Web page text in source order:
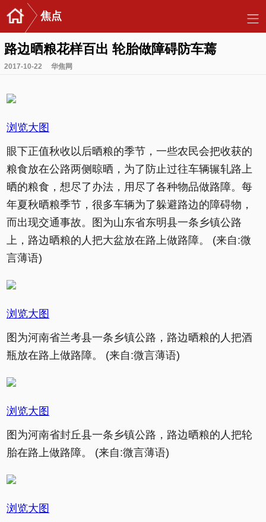
焦点
路边晒粮花样百出 轮胎做障碍防车蔫
2017-10-22 华焦网
浏览大图
眼下正值秋收以后晒粮的季节，一些农民会把收获的
粮食放在公路两侧晾晒，为了防止过往车辆辗轧路上
晒的粮食，想尽了办法，用尽了各种物品做路障。每
年夏秋晒粮季节，很多车辆为了躲避路边的障碍物，
而出现交通事故。图为山东省东明县一条乡镇公路
上，路边晒粮的人把大盆放在路上做路障。 (来自:微
言薄语)
浏览大图
图为河南省兰考县一条乡镇公路，路边晒粮的人把酒
瓶放在路上做路障。 (来自:微言薄语)
浏览大图
图为河南省封丘县一条乡镇公路，路边晒粮的人把轮
胎在路上做路障。 (来自:微言薄语)
浏览大图